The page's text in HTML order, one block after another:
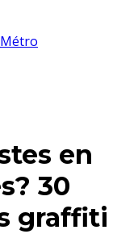
Métro
en
30
graffiti